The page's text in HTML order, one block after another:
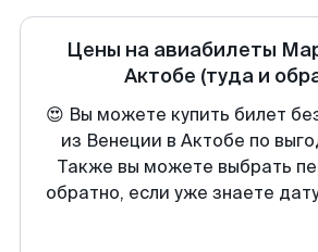
Цены на авиабилеты
Актобе (туда и
😍 Вы можете купить билет
из Венеции в Актобе по
Также вы можете выбрать
обратно, если уже знаете